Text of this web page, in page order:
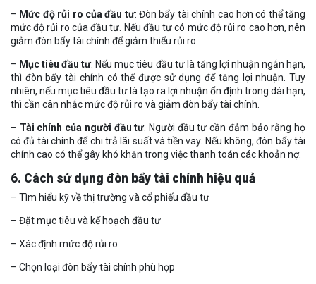
– Mức độ rủi ro của đầu tư: Đòn bẩy tài chính cao hơn có thể tăng
mức độ rủi ro của đầu tư. Nếu đầu tư có mức độ rủi ro cao hơn, nên
giảm đòn bẩy tài chính để giảm thiểu rủi ro.
– Mục tiêu đầu tư: Nếu mục tiêu đầu tư là tăng lợi nhuận ngắn hạn,
thì đòn bẩy tài chính có thể được sử dụng để tăng lợi nhuận. Tuy
nhiên, nếu mục tiêu đầu tư là tạo ra lợi nhuận ổn định trong dài hạn,
thì cần cân nhắc mức độ rủi ro và giảm đòn bẩy tài chính.
– Tài chính của người đầu tư: Người đầu tư cần đảm bảo rằng họ
có đủ tài chính để chi trả lãi suất và tiền vay. Nếu không, đòn bẩy tài
chính cao có thể gây khó khăn trong việc thanh toán các khoản nợ.
6. Cách sử dụng đòn bẩy tài chính hiệu quả
– Tìm hiểu kỹ về thị trường và cổ phiếu đầu tư
– Đặt mục tiêu và kế hoạch đầu tư
– Xác định mức độ rủi ro
– Chọn loại đòn bẩy tài chính phù hợp